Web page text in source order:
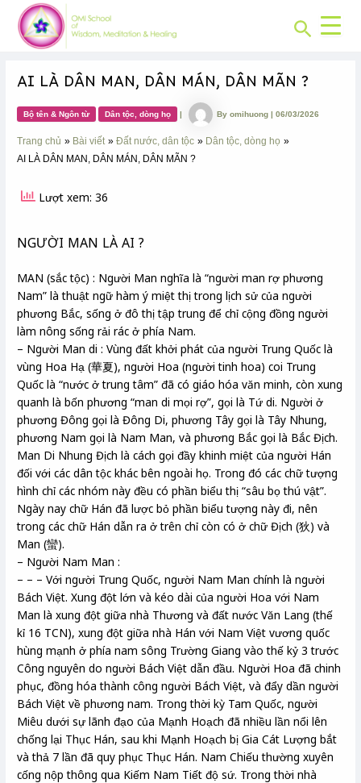
content
Search
AI LÀ DÂN MAN, DÂN MÁN, DÂN MÃN ?
Bộ tên & Ngôn từ Dân tộc, dòng họ | Byomihuong|06/03/2026
Trang chủ Bài viết Đất nước, dân tộc
Dân tộc, dòng họ
AI LÀ DÂN MAN, DÂN MÁN, DÂN MÃN ?
Lượt xem: 36
NGƯỜI MAN LÀ AI ?
MAN (sắc tộc) : Người Man nghĩa là “người man rợ phương
Nam” là thuật ngữ hàm ý miệt thị trong lịch sử của người
phương Bắc, sống ở đô thị tập trung để chỉ cộng đồng người
làm nông sống rải rác ở phía Nam.
– Người Man di : Vùng đất khởi phát của người Trung Quốc là
vùng Hoa Hạ (華夏), người Hoa (người tinh hoa) coi Trung
Quốc là “nước ở trung tâm” đã có giáo hóa văn minh, còn xung
quanh là bốn phương “man di mọi rợ”, gọi là Tứ di. Người ở
phương Đông gọi là Đông Di, phương Tây gọi là Tây Nhung,
phương Nam gọi là Nam Man, và phương Bắc gọi là Bắc Địch.
Man Di Nhung Địch là cách gọi đầy khinh miệt của người Hán
đối với các dân tộc khác bên ngoài họ. Trong đó các chữ tượng
hình chỉ các nhóm này đều có phần biểu thị “sâu bọ thú vật”.
Ngày nay chữ Hán đã lược bỏ phần biểu tượng này đi, nên
trong các chữ Hán dẫn ra ở trên chỉ còn có ở chữ Địch (狄) và
Man (蠻).
– Người Nam Man :
– – – Với người Trung Quốc, người Nam Man chính là người
Bách Việt. Xung đột lớn và kéo dài của người Hoa với Nam
Man là xung đột giữa nhà Thương và đất nước Văn Lang (thế
kỉ 16 TCN), xung đột giữa nhà Hán với Nam Việt vương quốc
hùng mạnh ở phía nam sông Trường Giang vào thế kỷ 3 trước
Công nguyên do người Bách Việt dẫn đầu. Người Hoa đã chinh
phục, đồng hóa thành công người Bách Việt, và đẩy dần người
Bách Việt về phương nam. Trong thời kỳ Tam Quốc, người
Miêu dưới sự lãnh đạo của Mạnh Hoạch đã nhiều lần nổi lên
chống lại Thục Hán, sau khi Mạnh Hoạch bị Gia Cát Lượng bắt
và thả 7 lần đã quy phục Thục Hán. Nam Chiếu thường xuyên
cống nộp thông qua Kiếm Nam Tiết độ sứ. Trong thời nhà
Post
navigation
CHUYÊN
MỤC: